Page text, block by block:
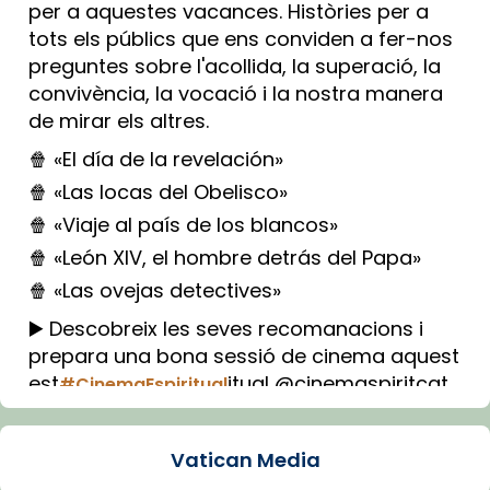
per a aquestes vacances. Històries per a
tots els públics que ens conviden a fer-nos
preguntes sobre l'acollida, la superació, la
convivència, la vocació i la nostra manera
de mirar els altres.
🍿 «El día de la revelación»
🍿 «Las locas del Obelisco»
🍿 «Viaje al país de los blancos»
🍿 «León XIV, el hombre detrás del Papa»
🍿 «Las ovejas detectives»
▶️ Descobreix les seves recomanacions i
prepara una bona sessió de cinema aquest
est#CinemaEspiritualitual @cinemaspiritcat
Imatge: Generada amb IA (OpenAI)
Vatican Media